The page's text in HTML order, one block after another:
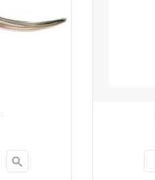
search